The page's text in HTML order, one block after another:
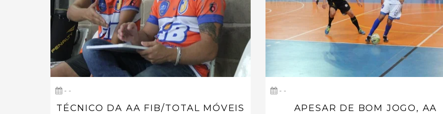
- -
TÉCNICO DA AA FIB/TOTAL MÓVEIS
- -
APESAR DE BOM JOGO, AA